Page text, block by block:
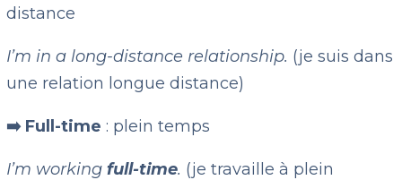
distance
I’m in a long-distance relationship. (je suis dans
une relation longue distance)
➡️ Full-time : plein temps
I’m workingfull-time. (je travaille à plein